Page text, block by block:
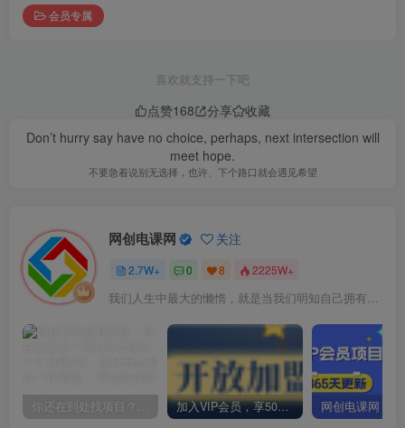
会员专属
喜欢就支持一下吧
点赞168 分享
收藏
Don’t hurry say have no choice, perhaps, next intersection will
meet hope.
不要急着说别无选择，也许、下个路口就会遇见希望
网创电课网 关注
2.7W+ 0 8 2225W+
加入VIP会员，享50%的推广提成，免费学习多种网上创业课程，菜鸟秒变大神！